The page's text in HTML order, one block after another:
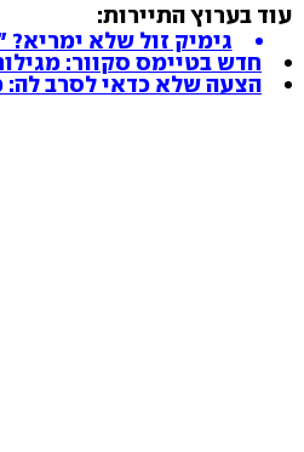
עוד בערוץ התיירות:
גימיק זול שלא
חדש בטיימס סקוור:
הצעה שלא כדאי לסרב לה: